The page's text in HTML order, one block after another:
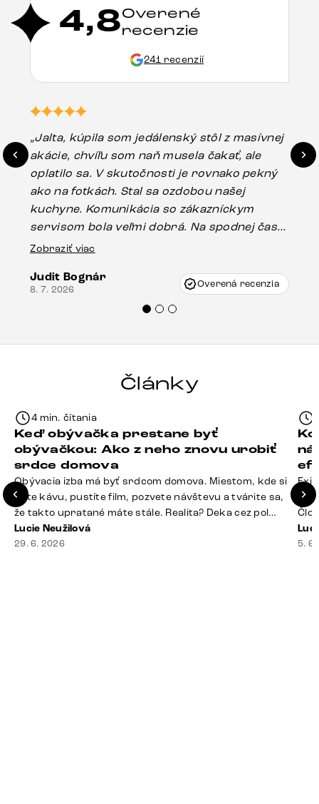
4,8Overené
recenzie
241 recenzií
„Jalta, kúpila som jedálenský stôl z masívnej
akácie, chvíľu som naň musela čakať, ale
oplatilo sa. V skutočnosti je rovnako pekný
ako na fotkách. Stal sa ozdobou našej
kuchyne. Komunikácia so zákazníckym
servisom bola veľmi dobrá. Na spodnej časti
stola bolo malé poškodenie, pravdepodobne
Vincze pri riešení mojej záležitosti pristúpili
veľmi korektne. Odporúčam produkty Delife
Zobraziť viac
Judit Bognár
8. 7. 2026 Overená recenzia
Články
4 min. čítania
Keď obývačka prestane byť
obývačkou: Ako z neho znovu urobiť
srdce domova
Obývacia izba má byť srdcom domova. Miestom, kde si
dáte kávu, pustíte film, pozvete návštevu a tvárite sa,
že takto upratané máte stále. Realita? Deka cez pol
sedačky, ovládač záhadne zmizol, konferenčný stolík
slúži ako odkladisko všetkého od účteniek po balzam
Lucie Neužilová
29. 6. 2026
si
5.